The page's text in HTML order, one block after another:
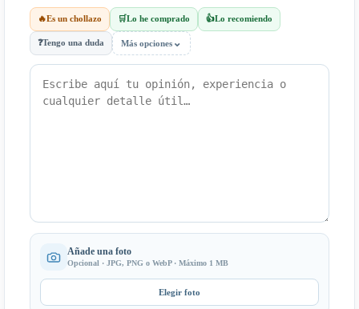
🔥Es un chollazo 🛒Lo he comprado 👍Lo recomiendo
❓Tengo una duda Más opciones ⌄
Añade una foto
Opcional · JPG, PNG o WebP · Máximo 1 MB
Elegir foto